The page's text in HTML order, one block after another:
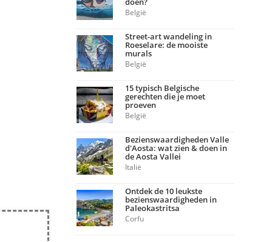
België
Street-art wandeling in
Roeselare: de mooiste
murals
België
15 typisch Belgische
gerechten die je moet
proeven
België
Bezienswaardigheden Valle
d'Aosta: wat zien & doen in
de Aosta Vallei
Italië
Ontdek de 10 leukste
bezienswaardigheden in
Paleokastritsa
Corfu